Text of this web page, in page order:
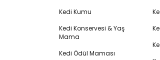
Kedi Kumu
Kedi Konservesi & Yaş
Mama
Kedi Ödül Maması